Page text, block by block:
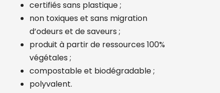
certifiés sans plastique ;
non toxiques et sans migration
d’odeurs et de saveurs ;
produit à partir de ressources 100%
végétales ;
compostable et biodégradable ;
polyvalent.